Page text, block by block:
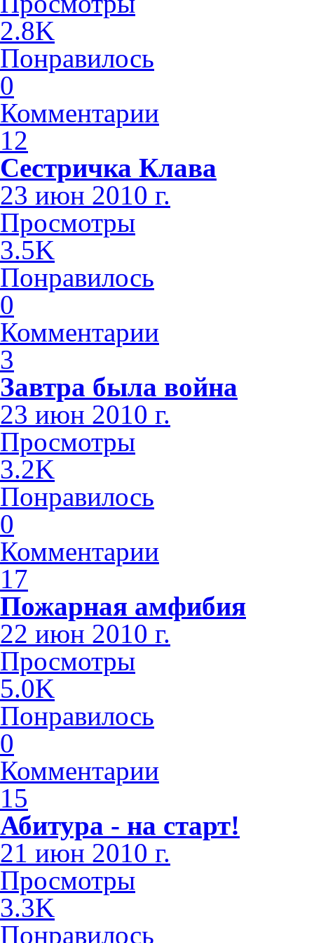
2.8K
Понравилось
0
Комментарии
12
Сестричка Клава
23 июн 2010 г.
Просмотры
3.5K
Понравилось
0
Комментарии
3
Завтра была война
23 июн 2010 г.
Просмотры
3.2K
Понравилось
0
Комментарии
17
Пожарная амфибия
22 июн 2010 г.
Просмотры
5.0K
Понравилось
0
Комментарии
15
Абитура - на старт!
21 июн 2010 г.
Просмотры
3.3K
Понравилось